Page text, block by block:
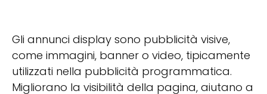
Gli annunci display sono pubblicità visive,
come immagini, banner o video, tipicamente
utilizzati nella pubblicità programmatica.
Migliorano la visibilità della pagina, aiutano a